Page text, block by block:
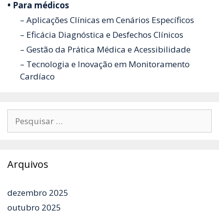
• Para médicos
– Aplicações Clínicas em Cenários Específicos
– Eficácia Diagnóstica e Desfechos Clínicos
– Gestão da Prática Médica e Acessibilidade
– Tecnologia e Inovação em Monitoramento
Cardíaco
por:
Arquivos
dezembro 2025
outubro 2025